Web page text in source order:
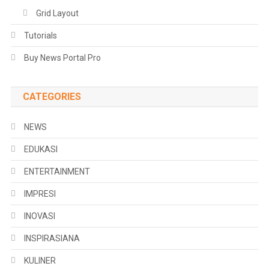
Grid Layout
Tutorials
Buy News Portal Pro
CATEGORIES
NEWS
EDUKASI
ENTERTAINMENT
IMPRESI
INOVASI
INSPIRASIANA
KULINER